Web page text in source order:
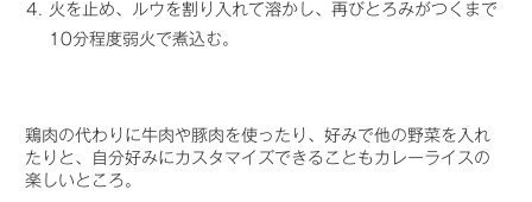
火を止め、ルウを割り入れて溶かし、再びとろみがつくまで
10分程度弱火で煮込む。
鶏肉の代わりに牛肉や豚肉を使ったり、好みで他の野菜を入れ
たりと、自分好みにカスタマイズできることもカレーライスの
楽しいところ。